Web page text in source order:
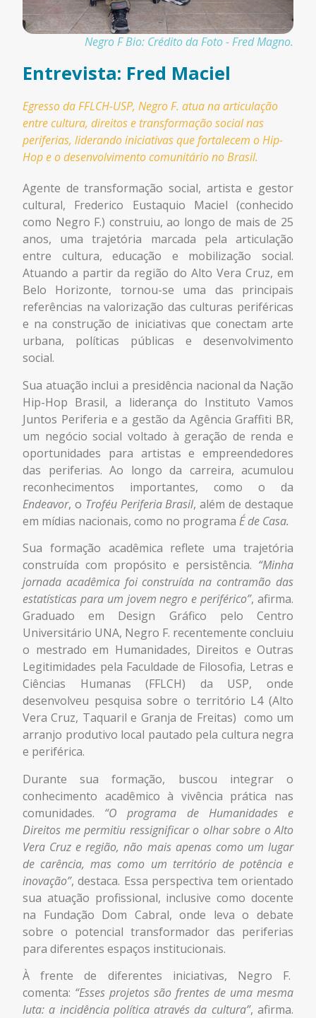
Negro F Bio: Crédito da Foto - Fred Magno.
Entrevista: Fred Maciel
Egresso da FFLCH-USP, Negro F. atua na articulação
entre cultura, direitos e transformação social nas
periferias, liderando iniciativas que fortalecem o Hip-
Hop e o desenvolvimento comunitário no Brasil.
Agente de transformação social, artista e gestor
cultural, Frederico Eustaquio Maciel (conhecido
como Negro F.) construiu, ao longo de mais de 25
anos, uma trajetória marcada pela articulação
entre cultura, educação e mobilização social.
Atuando a partir da região do Alto Vera Cruz, em
Belo Horizonte, tornou-se uma das principais
referências na valorização das culturas periféricas
e na construção de iniciativas que conectam arte
urbana, políticas públicas e desenvolvimento
social.
Sua atuação inclui a presidência nacional da Nação
Hip-Hop Brasil, a liderança do Instituto Vamos
Juntos Periferia e a gestão da Agência Graffiti BR,
um negócio social voltado à geração de renda e
oportunidades para artistas e empreendedores
das periferias. Ao longo da carreira, acumulou
reconhecimentos importantes, como o da
Endeavor, o Troféu Periferia Brasil, além de destaque
em mídias nacionais, como no programa É de Casa.
Sua formação acadêmica reflete uma trajetória
construída com propósito e persistência. “Minha
jornada acadêmica foi construída na contramão das
estatísticas para um jovem negro e periférico”, afirma.
Graduado em Design Gráfico pelo Centro
Universitário UNA, Negro F. recentemente concluiu
o mestrado em Humanidades, Direitos e Outras
Legitimidades pela Faculdade de Filosofia, Letras e
Ciências Humanas (FFLCH) da USP, onde
desenvolveu pesquisa sobre o território L4 (Alto
Vera Cruz, Taquaril e Granja de Freitas) como um
arranjo produtivo local pautado pela cultura negra
e periférica.
Durante sua formação, buscou integrar o
conhecimento acadêmico à vivência prática nas
comunidades. “O programa de Humanidades e
Direitos me permitiu ressignificar o olhar sobre o Alto
Vera Cruz e região, não mais apenas como um lugar
de carência, mas como um território de potência e
inovação”, destaca. Essa perspectiva tem orientado
sua atuação profissional, inclusive como docente
na Fundação Dom Cabral, onde leva o debate
sobre o potencial transformador das periferias
para diferentes espaços institucionais.
À frente de diferentes iniciativas, Negro F.
comenta: “Esses projetos são frentes de uma mesma
luta: a incidência política através da cultura”, afirma.